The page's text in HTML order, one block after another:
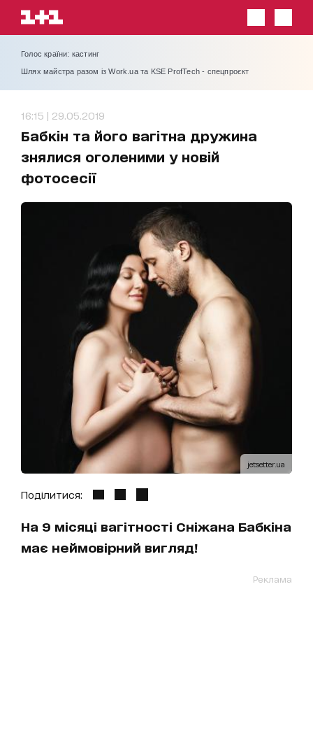
Голос країни: кастинг
Шлях майстра разом із Work.ua та KSE ProfTech - спецпроєкт
16:15 | 29.05.2019
Бабкін та його вагітна дружина
знялися оголеними у новій
фотосесії
jetsetter.ua
Поділитися:
На 9 місяці вагітності Сніжана Бабкіна
має неймовірний вигляд!
Реклама